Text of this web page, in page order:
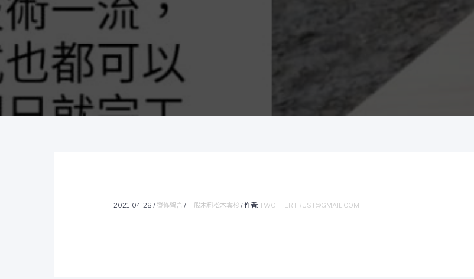
2021-04-28/ 發佈留言/一般木料松木雲杉 / 作者: TWOFFERTRUST@GMAIL.COM